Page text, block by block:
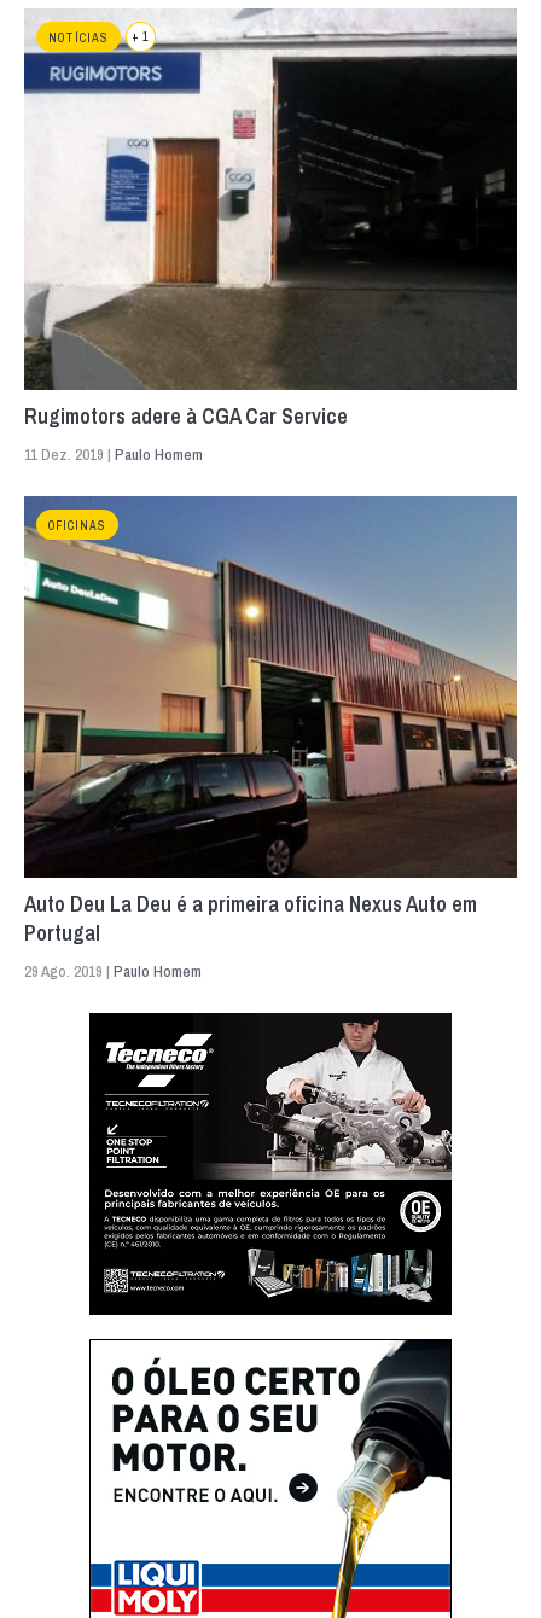
NOTÍCIAS + 1
Rugimotors adere à CGA Car Service
11 Dez. 2019 | Paulo Homem
OFICINAS
Auto Deu La Deu é a primeira oficina Nexus Auto em
Portugal
29 Ago. 2019 | Paulo Homem